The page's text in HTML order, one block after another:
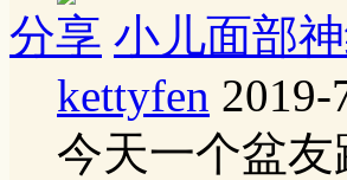
分享 小儿面部
kettyfen 2019-
今天一个盆